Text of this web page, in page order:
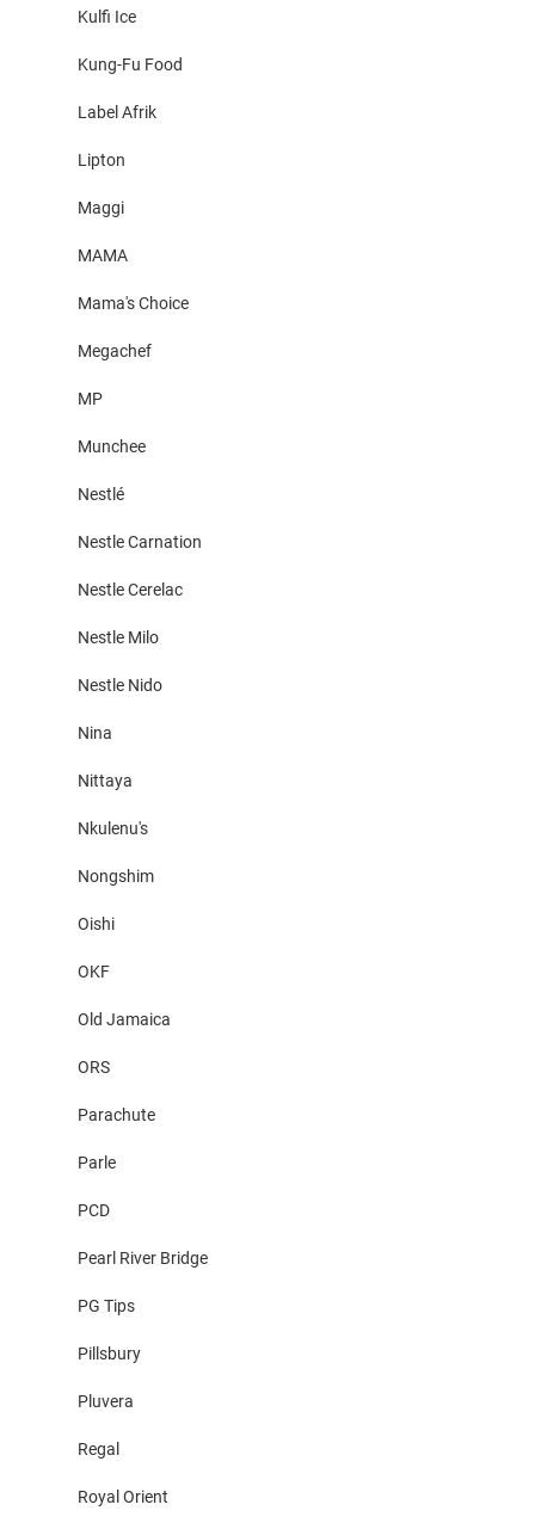
Kulfi Ice
Kung-Fu Food
Label Afrik
Lipton
Maggi
MAMA
Mama's Choice
Megachef
MP
Munchee
Nestlé
Nestle Carnation
Nestle Cerelac
Nestle Milo
Nestle Nido
Nina
Nittaya
Nkulenu's
Nongshim
Oishi
OKF
Old Jamaica
ORS
Parachute
Parle
PCD
Pearl River Bridge
PG Tips
Pillsbury
Pluvera
Regal
Royal Orient